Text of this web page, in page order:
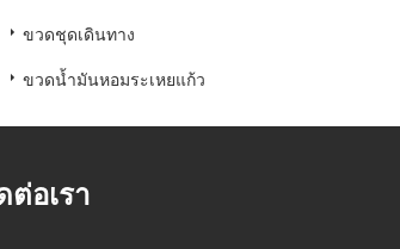
ขวดชุดเดินทาง
ขวดน้ำมันหอมระเหยแก้ว
ต่อเรา